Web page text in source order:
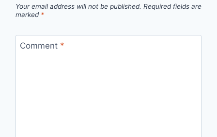
Your email address will not be published. Required fields are
marked *
Comment *